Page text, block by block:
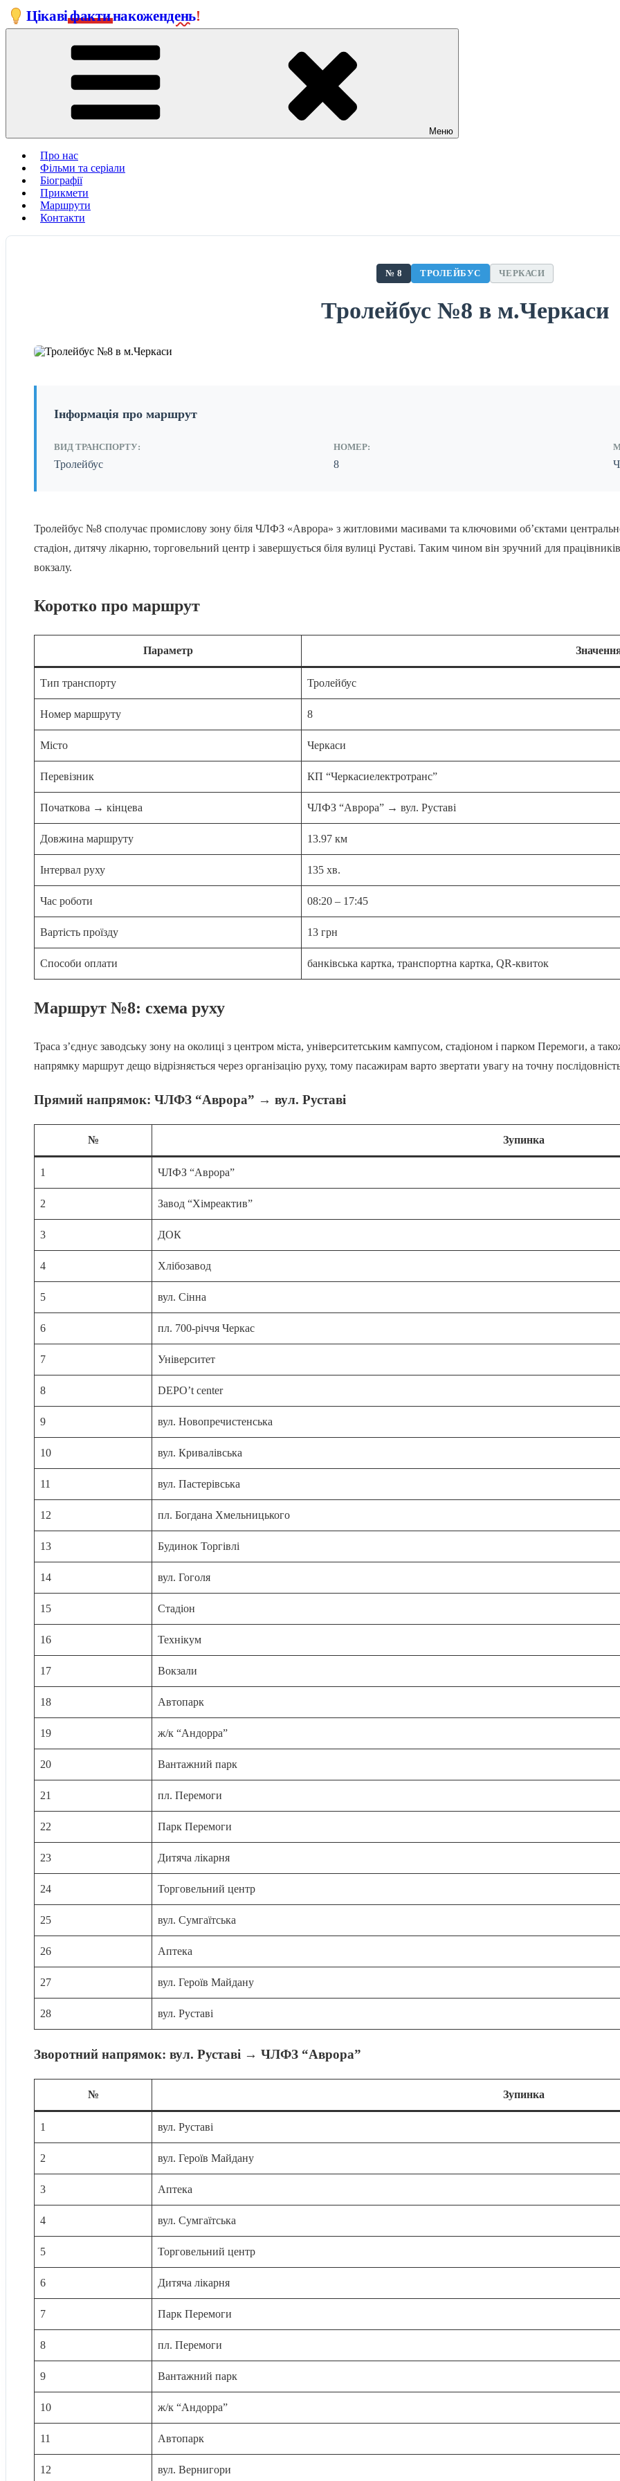
Перейти
до
Цікавіфактинакожендень!
Меню
Про нас
Фільми та серіали
Біографії
Прикмети
Маршрути
Контакти
№ 8 ТРОЛЕЙБУС ЧЕРКАСИ
Тролейбус №8 в м.Черкаси
Інформація про маршрут
ВИД ТРАНСПОРТУ:
Тролейбус
НОМЕР:
8
Тролейбус №8 сполучає промислову зону біля ЧЛФЗ «Аврора» з житловими масивами та ключовими об’єктами
стадіон, дитячу лікарню, торговельний центр і завершується біля вулиці Руставі. Таким чином він зручний для працівників
вокзалу.
Коротко про маршрут
Параметр
Тип транспорту Тролейбус
Номер маршруту 8
Місто Черкаси
Перевізник КП “Черкасиелектро­транс”
Початкова → кінцева ЧЛФЗ “Аврора” → вул. Руставі
Довжина маршруту 13.97 км
Інтервал руху 135 хв.
Час роботи 08:20 – 17:45
Вартість проїзду 13 грн
Способи оплати банківська картка, транспортна картка, QR-квиток
Маршрут №8: схема руху
Траса з’єднує заводську зону на околиці з центром міста, університетським кампусом, стадіоном і парком Перемоги, а
напрямку маршрут дещо відрізняється через організацію руху, тому пасажирам варто звертати увагу на точну
Прямий напрямок: ЧЛФЗ “Аврора” → вул. Руставі
№ Зупинка
1 ЧЛФЗ “Аврора”
2 Завод “Хімреактив”
3 ДОК
4 Хлібозавод
5 вул. Сінна
6 пл. 700-річчя Черкас
7 Університет
8 DEPO’t center
9 вул. Новопречистенська
10 вул. Кривалівська
11 вул. Пастерівська
12 пл. Богдана Хмельницького
13 Будинок Торгівлі
14 вул. Гоголя
15 Стадіон
16 Технікум
17 Вокзали
18 Автопарк
19 ж/к “Андорра”
20 Вантажний парк
21 пл. Перемоги
22 Парк Перемоги
23 Дитяча лікарня
24 Торговельний центр
25 вул. Сумгаїтська
26 Аптека
27 вул. Героїв Майдану
28 вул. Руставі
Зворотний напрямок: вул. Руставі → ЧЛФЗ “Аврора”
№ Зупинка
1 вул. Руставі
2 вул. Героїв Майдану
3 Аптека
4 вул. Сумгаїтська
5 Торговельний центр
6 Дитяча лікарня
7 Парк Перемоги
8 пл. Перемоги
9 Вантажний парк
10 ж/к “Андорра”
11 Автопарк
12 вул. Вернигори